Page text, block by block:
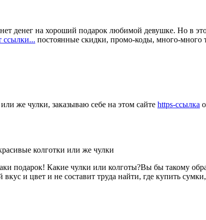
денег на хороший подарок любимой девушке. Но в
ссылки... постоянные скидки, промо-коды, много-много
же чулки, заказываю себе на этом сайте https-ссылка
колготки или же чулки
подарок! Какие чулки или колготы?Вы бы такому
и цвет и не составит труда найти, где купить